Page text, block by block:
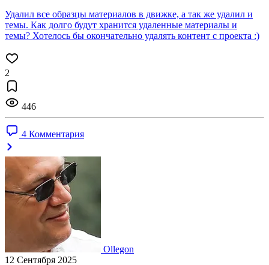
Удалил все образцы материалов в движке, а так же удалил и
темы. Как долго будут хранится удаленные материалы и
темы? Хотелось бы окончательно удалять контент с проекта :)
2
446
4 Комментария
Ollegon
12 Сентября 2025